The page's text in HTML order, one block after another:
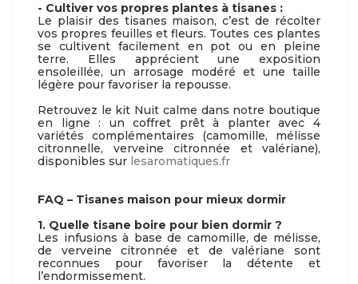
- Cultiver vos propres plantes à tisanes :
Le plaisir des tisanes maison, c’est de récolter
vos propres feuilles et fleurs. Toutes ces plantes
se cultivent facilement en pot ou en pleine
terre. Elles apprécient une exposition
ensoleillée, un arrosage modéré et une taille
légère pour favoriser la repousse.
Retrouvez le kit Nuit calme dans notre boutique
en ligne : un coffret prêt à planter avec 4
variétés complémentaires (camomille, mélisse
citronnelle, verveine citronnée et valériane),
disponibles sur lesaromatiques.fr
FAQ – Tisanes maison pour mieux dormir
1. Quelle tisane boire pour bien dormir ?
Les infusions à base de camomille, de mélisse,
de verveine citronnée et de valériane sont
reconnues pour favoriser la détente et
l’endormissement.